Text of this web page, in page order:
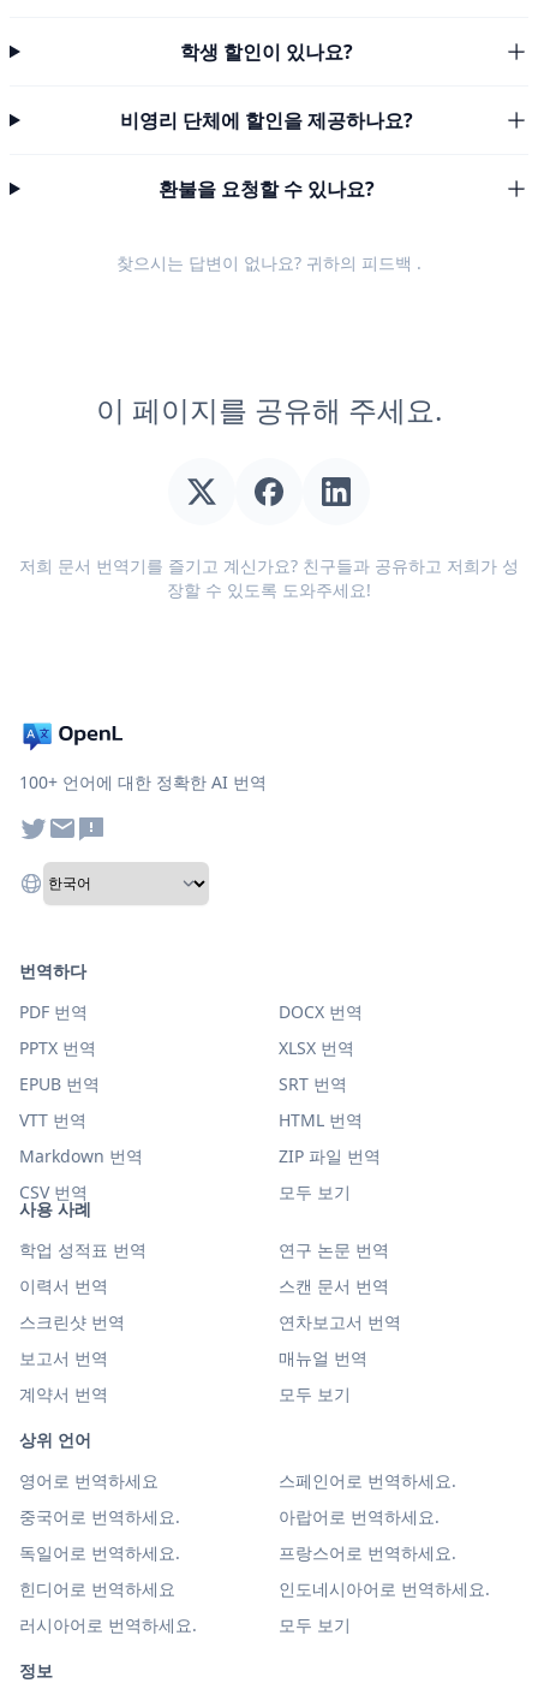
학생 할인이 있나요?
비영리 단체에 할인을 제공하나요?
환불을 요청할 수 있나요?
찾으시는 답변이 없나요? 귀하의 피드백 .
이 페이지를 공유해 주세요.
저희 문서 번역기를 즐기고 계신가요? 친구들과 공유하고 저희가 성
장할 수 있도록 도와주세요!
100+ 언어에 대한 정확한 AI 번역
사용 사례
학업 성적표 번역
연구 논문 번역
이력서 번역
스캔 문서 번역
스크린샷 번역
연차보고서 번역
보고서 번역
매뉴얼 번역
계약서 번역
모두 보기
상위 언어
영어로 번역하세요
스페인어로 번역하세요.
중국어로 번역하세요.
아랍어로 번역하세요.
독일어로 번역하세요.
프랑스어로 번역하세요.
힌디어로 번역하세요
인도네시아어로 번역하세요.
러시아어로 번역하세요.
모두 보기
번역하다
PDF 번역
DOCX 번역
PPTX 번역
XLSX 번역
EPUB 번역
SRT 번역
VTT 번역
HTML 번역
Markdown 번역
ZIP 파일 번역
CSV 번역
모두 보기
정보